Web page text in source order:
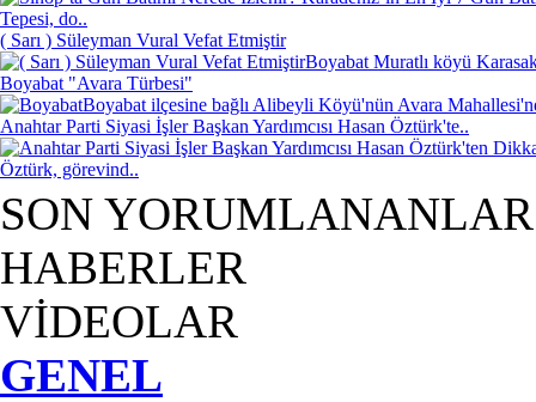
Tepesi, do..
( Sarı ) Süleyman Vural Vefat Etmiştir
Boyabat Muratlı köyü
Boyabat "Avara Türbesi"
Boyabat ilçesine bağlı Alibeyli Köyü'nün Avara
Anahtar Parti Siyasi İşler Başkan Yardımcısı Hasan Öztürk'te..
Öztürk, görevind..
SON YORUMLANANLAR
HABERLER
VİDEOLAR
GENEL